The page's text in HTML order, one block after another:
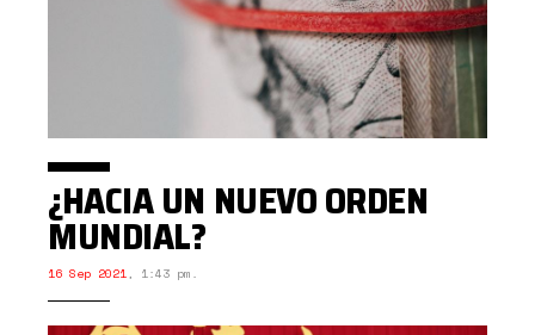
¿HACIA UN NUEVO ORDEN
MUNDIAL?
16 Sep 2021, 1:43 pm.